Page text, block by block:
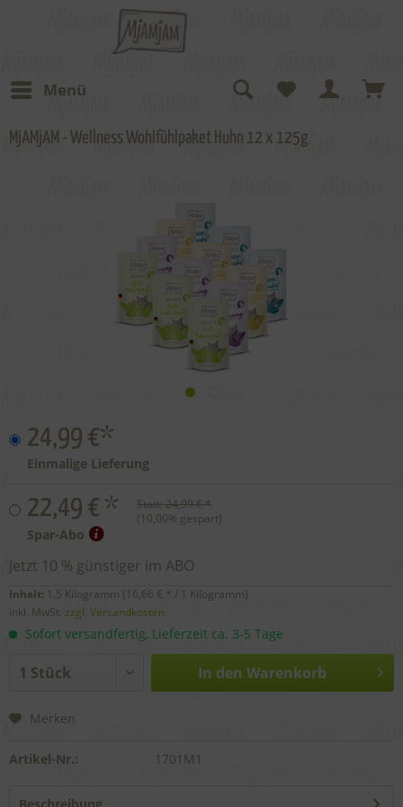
Menü
MjAMjAM - Wellness Wohlfühlpaket Huhn 12 x 125g
24,99 €*
Einmalige Lieferung
22,49 € * Statt:24,99 € *
(10,00% gespart)
Spar-Abo
Jetzt 10 % günstiger im ABO
Inhalt: 1.5 Kilogramm (16,66 € * / 1 Kilogramm)
inkl. MwSt. zzgl. Versandkosten
Sofort versandfertig, Lieferzeit ca. 3-5 Tage
In den Warenkorb
Merken
Artikel-Nr.: 1701M1